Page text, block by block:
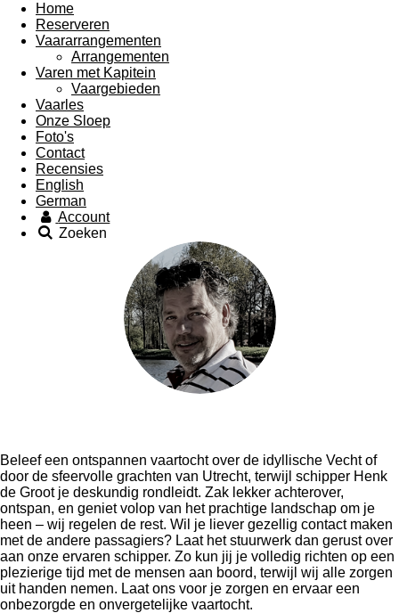
Home
Reserveren
Vaararrangementen
Arrangementen
Varen met Kapitein
Vaargebieden
Vaarles
Onze Sloep
Foto's
Contact
Recensies
English
German
Account
Zoeken
Beleef een ontspannen vaartocht over de idyllische Vecht of
door de sfeervolle grachten van Utrecht, terwijl schipper Henk
de Groot je deskundig rondleidt. Zak lekker achterover,
ontspan, en geniet volop van het prachtige landschap om je
heen – wij regelen de rest. Wil je liever gezellig contact maken
met de andere passagiers? Laat het stuurwerk dan gerust over
aan onze ervaren schipper. Zo kun jij je volledig richten op een
plezierige tijd met de mensen aan boord, terwijl wij alle zorgen
uit handen nemen. Laat ons voor je zorgen en ervaar een
onbezorgde en onvergetelijke vaartocht.